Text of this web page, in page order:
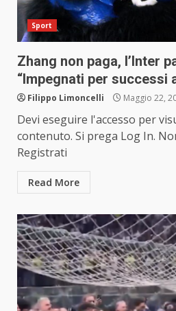
Sport
Zhang non paga, l’Inter
“Impegnati per successi
Filippo Limoncelli Maggio 22,
Devi eseguire l'accesso per
contenuto. Si prega Log In.
Registrati
Read More